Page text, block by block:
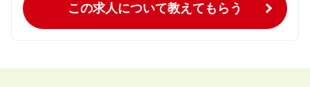
この求人について教えてもらう